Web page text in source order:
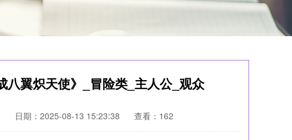
八翼炽天使》_冒险类_主人公_观众
日期：2025-08-13 15:23:38 查看：162